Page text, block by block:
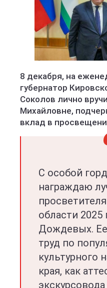
8 декабря, на
губернатор
Соколов лично
Михайловне,
вклад в
С особой
награждаю
области 2025
Дождевых.
труд по
культурного
края, как